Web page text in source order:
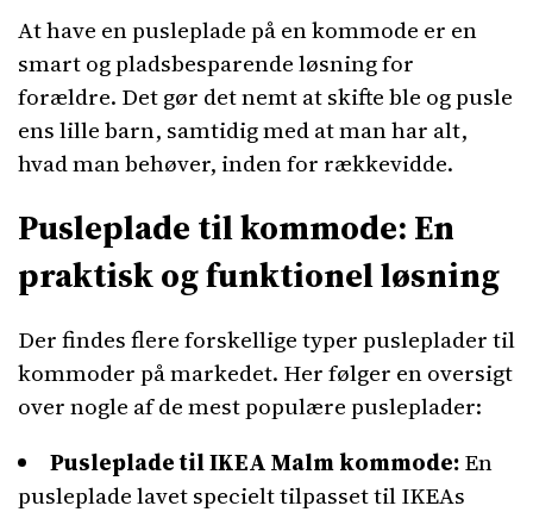
At have en pusleplade på en kommode er en
smart og pladsbesparende løsning for
forældre. Det gør det nemt at skifte ble og pusle
ens lille barn, samtidig med at man har alt,
hvad man behøver, inden for rækkevidde.
Pusleplade til kommode: En
praktisk og funktionel løsning
Der findes flere forskellige typer pusleplader til
kommoder på markedet. Her følger en oversigt
over nogle af de mest populære pusleplader:
Pusleplade til IKEA Malm kommode:En
pusleplade lavet specielt tilpasset til IKEAs